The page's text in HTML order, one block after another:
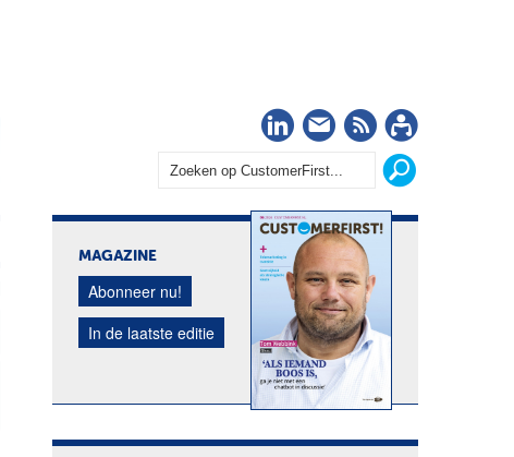
LinkedIn
Nieuwsbrief
RSS
MAGAZINE
Abonneer nu!
In de laatste editie